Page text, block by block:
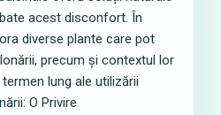
acest disconfort. În
diverse plante care pot
precum și contextul lor
lung ale utilizării
O Privire